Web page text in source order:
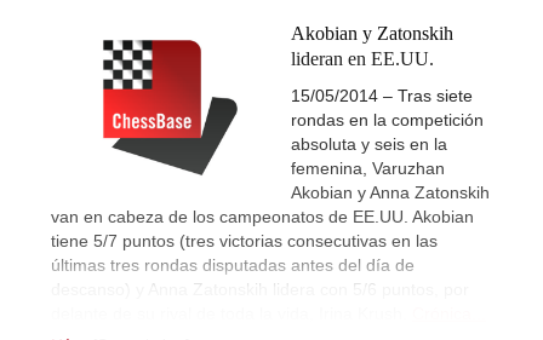
Akobian y Zatonskih
lideran en EE.UU.
15/05/2014 – Tras siete
rondas en la competición
absoluta y seis en la
femenina, Varuzhan
Akobian y Anna Zatonskih
van en cabeza de los campeonatos de EE.UU. Akobian
tiene 5/7 puntos (tres victorias consecutivas en las
últimas tres rondas disputadas antes del día de
descanso) y Anna Zatonskih lidera con 5/6 puntos, por